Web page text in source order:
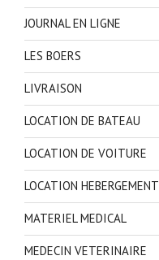
JOURNAL EN LIGNE
LES BOERS
LIVRAISON
LOCATION DE BATEAU
LOCATION DE VOITURE
LOCATION HEBERGEMENT
MATERIEL MEDICAL
MEDECIN VETERINAIRE